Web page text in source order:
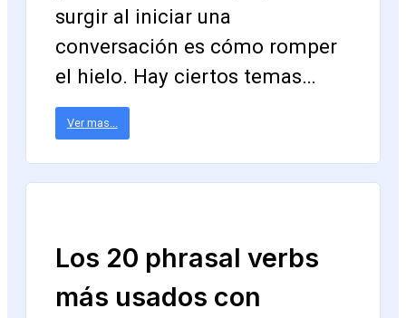
surgir al iniciar una
conversación es cómo romper
el hielo. Hay ciertos temas…
Ver mas...
Los 20 phrasal verbs
más usados con